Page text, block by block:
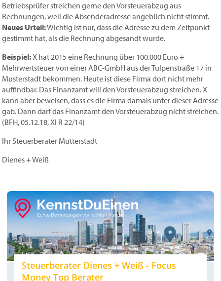
Betriebsprüfer streichen gerne den Vorsteuerabzug aus
Rechnungen, weil die Absenderadresse angeblich nicht stimmt.
Neues Urteil:Wichtig ist nur, dass die Adresse zu dem Zeitpunkt
gestimmt hat, als die Rechnung abgesandt wurde.
Beispiel:X hat 2015 eine Rechnung über 100.000 Euro +
Mehrwertsteuer von einer ABC-GmbH aus der Tulpenstraße 17 in
Musterstadt bekommen. Heute ist diese Firma dort nicht mehr
auffindbar. Das Finanzamt will den Vorsteuerabzug streichen. X
kann aber beweisen, dass es die Firma damals unter dieser Adresse
gab. Dann darf das Finanzamt den Vorsteuerabzug nicht streichen.
(BFH, 05.12.18, XI R 22/14)
Ihr Steuerberater Mutterstadt
Dienes + Weiß
Steuerberater Dienes + Weiß - Focus
Money Top Berater